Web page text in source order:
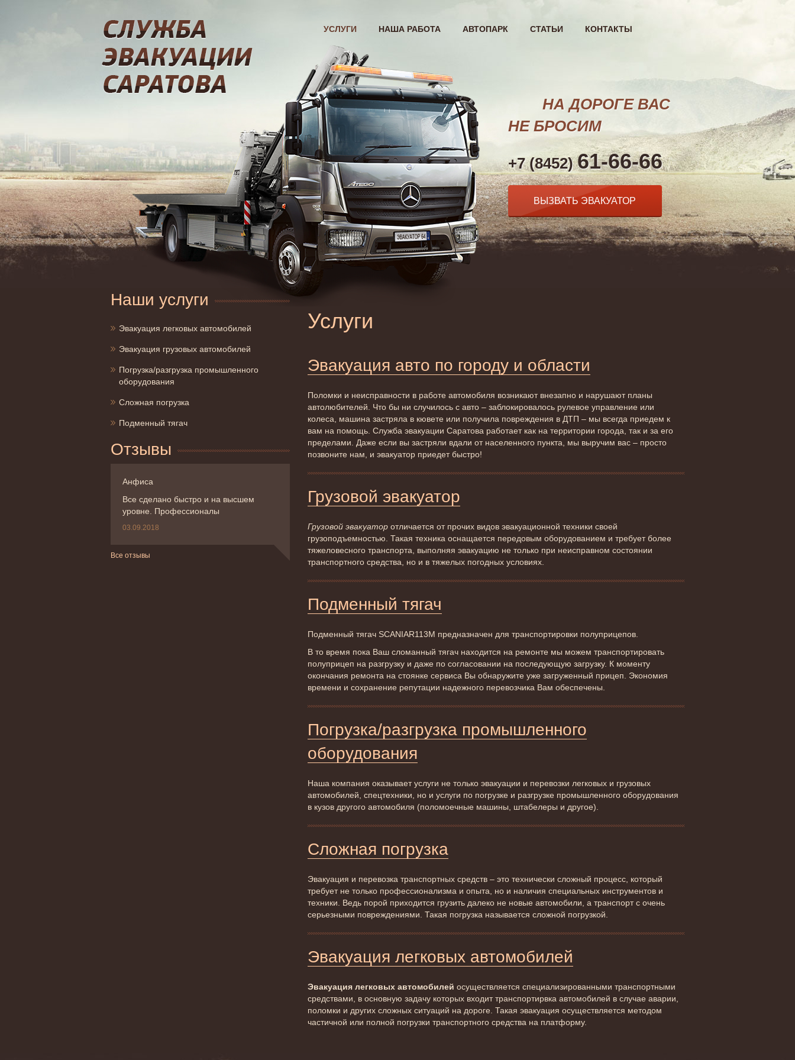
УСЛУГИ НАША РАБОТА АВТОПАРК СТАТЬИ КОНТАКТЫ
НА ДОРОГЕ ВАС
НЕ БРОСИМ
+7 (8452)61-66-66
ВЫЗВАТЬ ЭВАКУАТОР
Наши услуги
Эвакуация легковых автомобилей
Эвакуация грузовых автомобилей
Погрузка/разгрузка промышленного
оборудования
Сложная погрузка
Подменный тягач
Отзывы
Анфиса
Все сделано быстро и на высшем
уровне. Профессионалы
03.09.2018
Все отзывы
Услуги
Эвакуация авто по городу и области
Поломки и неисправности в работе автомобиля возникают внезапно и нарушают планы
автолюбителей. Что бы ни случилось с авто – заблокировалось рулевое управление или
колеса, машина застряла в кювете или получила повреждения в ДТП – мы всегда приедем к
вам на помощь. Служба эвакуации Саратова работает как на территории города, так и за его
пределами. Даже если вы застряли вдали от населенного пункта, мы выручим вас – просто
позвоните нам, и эвакуатор приедет быстро!
Грузовой эвакуатор
Грузовой эвакуатор отличается от прочих видов эвакуационной техники своей
грузоподъемностью. Такая техника оснащается передовым оборудованием и требует более
тяжеловесного транспорта, выполняя эвакуацию не только при неисправном состоянии
транспортного средства, но и в тяжелых погодных условиях.
Подменный тягач
Подменный тягач SCANIAR113M предназначен для транспортировки полуприцепов.
В то время пока Ваш сломанный тягач находится на ремонте мы можем транспортировать
полуприцеп на разгрузку и даже по согласовании на последующую загрузку. К моменту
окончания ремонта на стоянке сервиса Вы обнаружите уже загруженный прицеп. Экономия
времени и сохранение репутации надежного перевозчика Вам обеспечены.
Погрузка/разгрузка промышленного
оборудования
Наша компания оказывает услуги не только эвакуации и перевозки легковых и грузовых
автомобилей, спецтехники, но и услуги по погрузке и разгрузке промышленного оборудования
в кузов другого автомобиля (поломоечные машины, штабелеры и другое).
Сложная погрузка
Эвакуация и перевозка транспортных средств – это технически сложный процесс, который
требует не только профессионализма и опыта, но и наличия специальных инструментов и
техники. Ведь порой приходится грузить далеко не новые автомобили, а транспорт с очень
серьезными повреждениями. Такая погрузка называется сложной погрузкой.
Эвакуация легковых автомобилей
Эвакуация легковых автомобилей осуществляется специализированными транспортными
средствами, в основную задачу которых входит транспортирвка автомобилей в случае аварии,
поломки и других сложных ситуаций на дороге. Такая эвакуация осуществляется методом
частичной или полной погрузки транспортного средства на платформу.